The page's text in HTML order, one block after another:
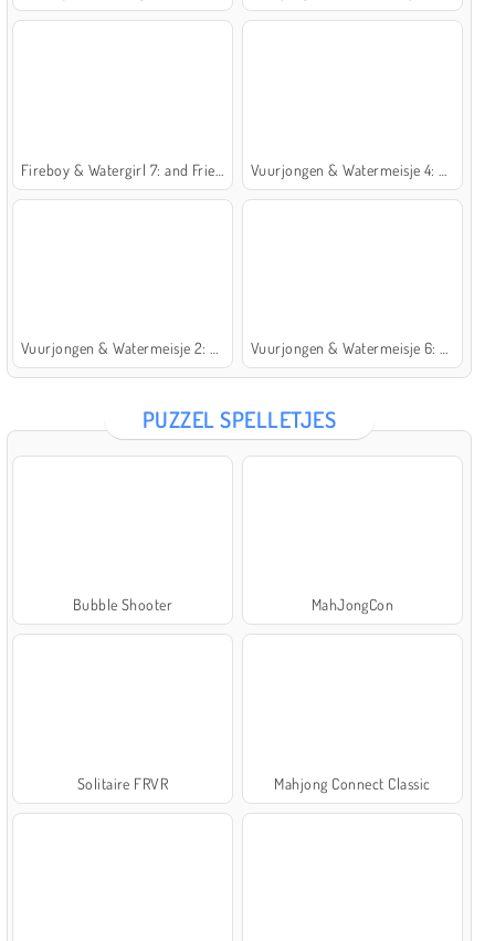
PUZZEL SPELLETJES
Bubble Shooter MahJongCon
Solitaire FRVR Mahjong Connect Classic